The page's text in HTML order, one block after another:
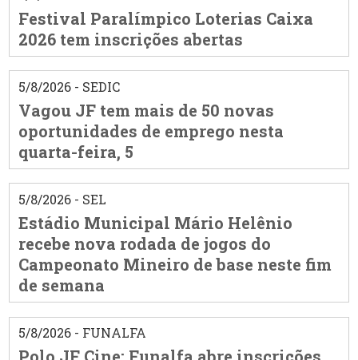
Festival Paralímpico Loterias Caixa
2026 tem inscrições abertas
5/8/2026 - SEDIC
Vagou JF tem mais de 50 novas
oportunidades de emprego nesta
quarta-feira, 5
5/8/2026 - SEL
Estádio Municipal Mário Helênio
recebe nova rodada de jogos do
Campeonato Mineiro de base neste fim
de semana
5/8/2026 - FUNALFA